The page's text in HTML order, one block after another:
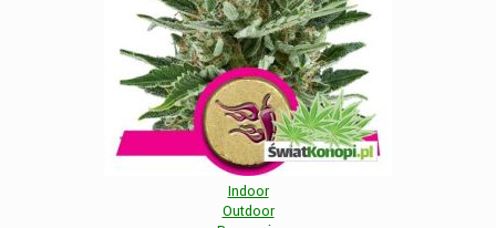
Indoor
Outdoor